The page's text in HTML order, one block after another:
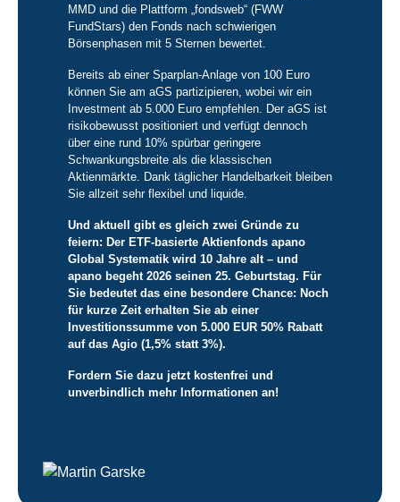
MMD und die Plattform „fondsweb“ (FWW
FundStars) den Fonds nach schwierigen
Börsenphasen mit 5 Sternen bewertet.
Bereits ab einer Sparplan-Anlage von 100 Euro
können Sie am aGS partizipieren, wobei wir ein
Investment ab 5.000 Euro empfehlen. Der aGS ist
risikobewusst positioniert und verfügt dennoch
über eine rund 10% spürbar geringere
Schwankungsbreite als die klassischen
Aktienmärkte. Dank täglicher Handelbarkeit bleiben
Sie allzeit sehr flexibel und liquide.
Und aktuell gibt es gleich zwei Gründe zu
feiern: Der ETF-basierte Aktienfonds apano
Global Systematik wird 10 Jahre alt – und
apano begeht 2026 seinen 25. Geburtstag. Für
Sie bedeutet das eine besondere Chance: Noch
für kurze Zeit erhalten Sie ab einer
Investitionssumme von 5.000 EUR 50% Rabatt
auf das Agio (1,5% statt 3%).
Fordern Sie dazu jetzt kostenfrei und
unverbindlich mehr Informationen an!